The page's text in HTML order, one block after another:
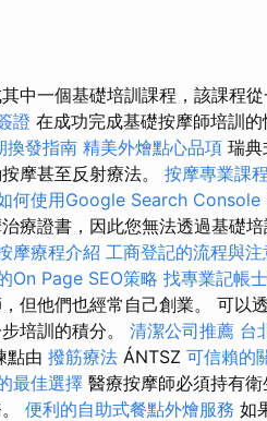
中一個基礎培訓課程，該課程
證 在成功完成基礎按摩師培訓
換發指南 精美外燴點心品項 瑞典
摩甚至反射療法。 按摩專業課程
何使用Google Search Console
療證書，因此您無法透過基礎
摩療程介紹 工商登記的流程與
On Page SEO策略 找專業記帳
但他們也經常自己創業。 可以
培訓的積分。 清潔公司推薦 台
點由 撥筋療法 ÁNTSZ 可信賴的
最佳選擇 醫療按摩師必須持有
便利的自助式餐點外燴服務 如